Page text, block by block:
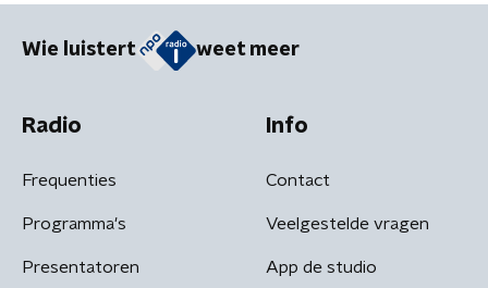
Wie luistert weet meer
Radio
Frequenties
Programma's
Presentatoren
Info
Contact
Veelgestelde vragen
App de studio